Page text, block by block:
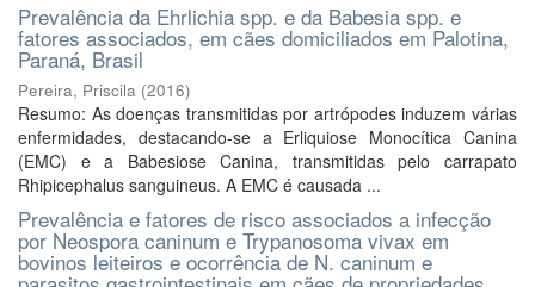
Prevalência da Ehrlichia spp. e da Babesia spp. e
fatores associados, em cães domiciliados em Palotina,
Paraná, Brasil
Pereira, Priscila (2016)
Resumo: As doenças transmitidas por artrópodes induzem várias
enfermidades, destacando-se a Erliquiose Monocítica Canina
(EMC) e a Babesiose Canina, transmitidas pelo carrapato
Rhipicephalus sanguineus. A EMC é causada ...
Prevalência e fatores de risco associados a infecção
por Neospora caninum e Trypanosoma vivax em
bovinos leiteiros e ocorrência de N. caninum e